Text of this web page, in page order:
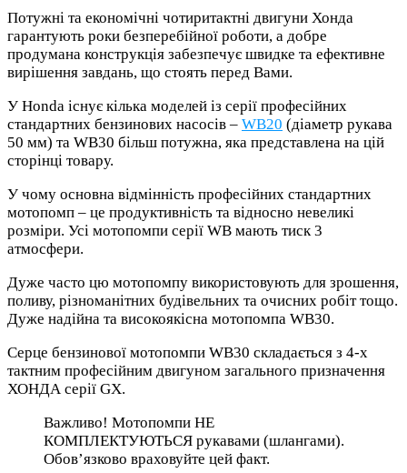
Потужні та економічні чотиритактні двигуни Хонда
гарантують роки безперебійної роботи, а добре
продумана конструкція забезпечує швидке та ефективне
вирішення завдань, що стоять перед Вами.
У Honda існує кілька моделей із серії професійних
стандартних бензинових насосів – WB20 (діаметр рукава
50 мм) та WB30 більш потужна, яка представлена на цій
сторінці товару.
У чому основна відмінність професійних стандартних
мотопомп – це продуктивність та відносно невеликі
розміри. Усі мотопомпи серії WB мають тиск 3
атмосфери.
Дуже часто цю мотопомпу використовують для зрошення,
поливу, різноманітних будівельних та очисних робіт тощо.
Дуже надійна та високоякісна мотопомпа WB30.
Серце бензинової мотопомпи WB30 складається з 4-х
тактним професійним двигуном загального призначення
ХОНДА серії GX.
Важливо! Мотопомпи НЕ
КОМПЛЕКТУЮТЬСЯ рукавами (шлангами).
Обов’язково враховуйте цей факт.